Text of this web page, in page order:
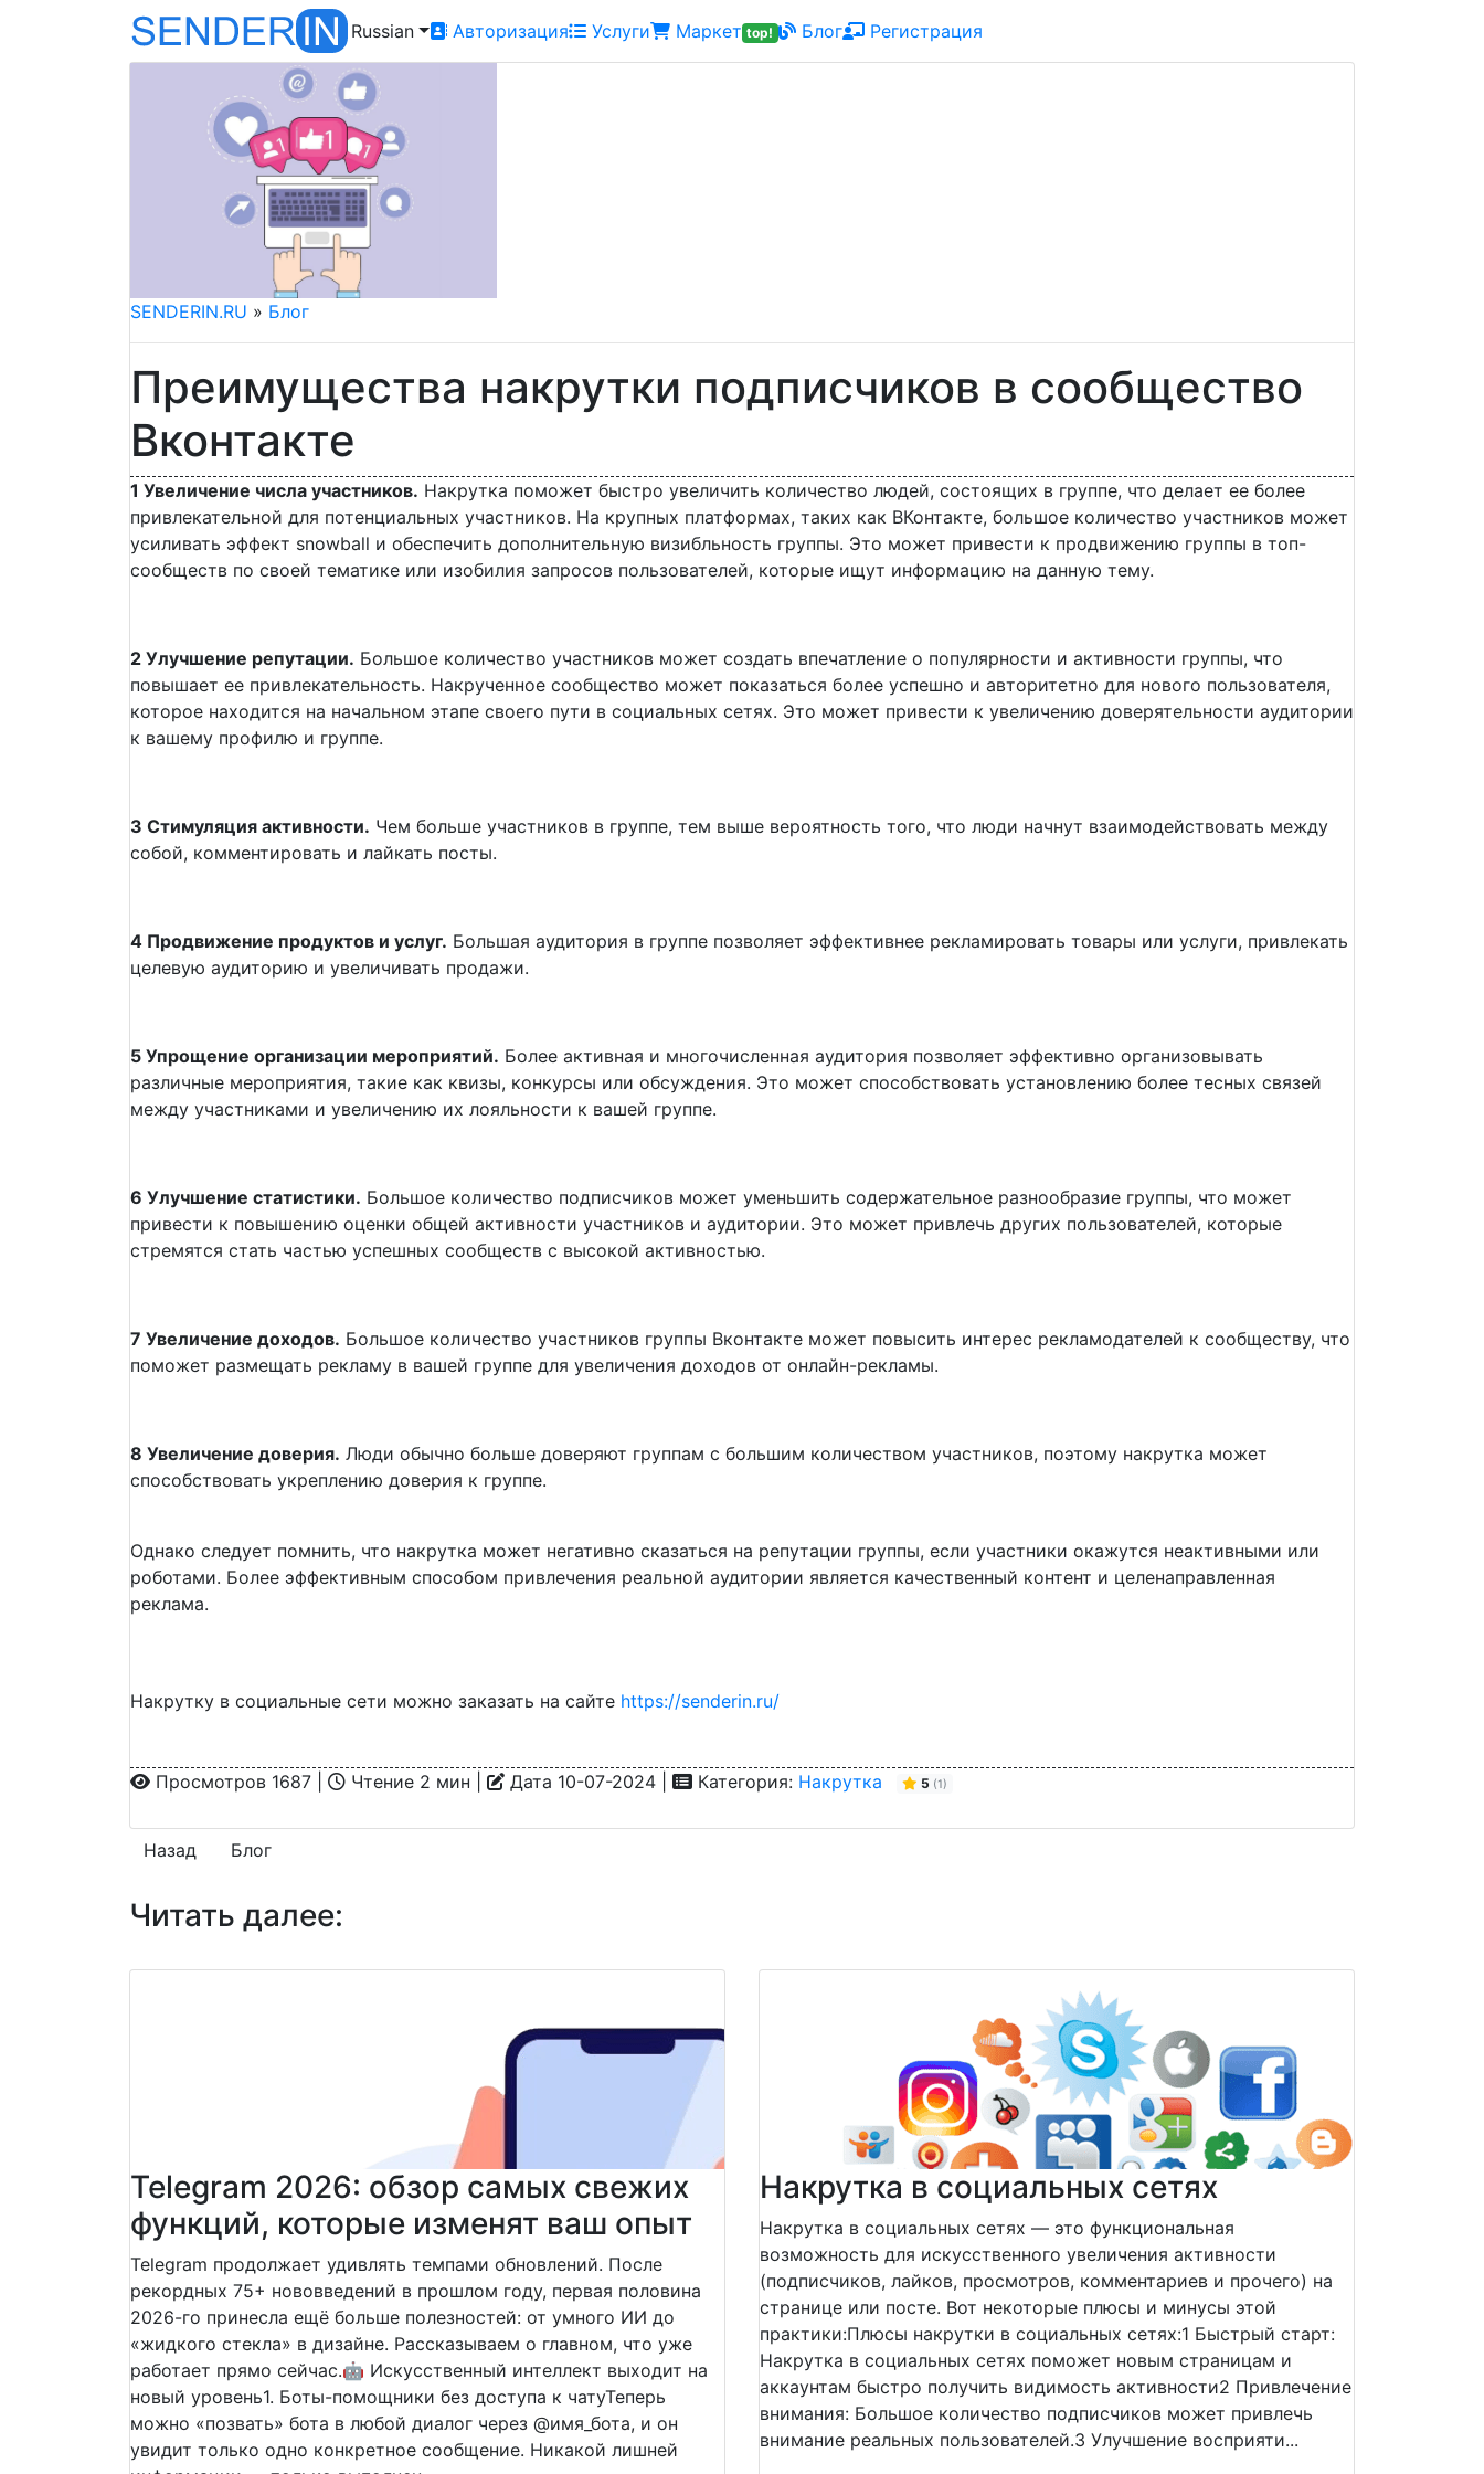
Russian Авторизация Услуги Маркет top! Блог Регистрация
SENDERIN.RU » Блог
Преимущества накрутки подписчиков в сообщество
Вконтакте
1 Увеличение числа участников. Накрутка поможет быстро увеличить количество людей, состоящих в группе, что делает ее более
привлекательной для потенциальных участников. На крупных платформах, таких как ВКонтакте, большое количество участников может
усиливать эффект snowball и обеспечить дополнительную визибльность группы. Это может привести к продвижению группы в топ-
сообществ по своей тематике или изобилия запросов пользователей, которые ищут информацию на данную тему.
2 Улучшение репутации. Большое количество участников может создать впечатление о популярности и активности группы, что
повышает ее привлекательность. Накрученное сообщество может показаться более успешно и авторитетно для нового пользователя,
которое находится на начальном этапе своего пути в социальных сетях. Это может привести к увеличению доверятельности аудитории
к вашему профилю и группе.
3 Стимуляция активности. Чем больше участников в группе, тем выше вероятность того, что люди начнут взаимодействовать между
собой, комментировать и лайкать посты.
4 Продвижение продуктов и услуг. Большая аудитория в группе позволяет эффективнее рекламировать товары или услуги, привлекать
целевую аудиторию и увеличивать продажи.
5 Упрощение организации мероприятий. Более активная и многочисленная аудитория позволяет эффективно организовывать
различные мероприятия, такие как квизы, конкурсы или обсуждения. Это может способствовать установлению более тесных связей
между участниками и увеличению их лояльности к вашей группе.
6 Улучшение статистики. Большое количество подписчиков может уменьшить содержательное разнообразие группы, что может
привести к повышению оценки общей активности участников и аудитории. Это может привлечь других пользователей, которые
стремятся стать частью успешных сообществ с высокой активностью.
7 Увеличение доходов. Большое количество участников группы Вконтакте может повысить интерес рекламодателей к сообществу, что
поможет размещать рекламу в вашей группе для увеличения доходов от онлайн-рекламы.
8 Увеличение доверия. Люди обычно больше доверяют группам с большим количеством участников, поэтому накрутка может
способствовать укреплению доверия к группе.
Однако следует помнить, что накрутка может негативно сказаться на репутации группы, если участники окажутся неактивными или
роботами. Более эффективным способом привлечения реальной аудитории является качественный контент и целенаправленная
реклама.
Накрутку в социальные сети можно заказать на сайте https://senderin.ru/
Просмотров 1687 | Чтение 2 мин | Дата 10-07-2024 | Категория: Накрутка 5 (1)
Назад Блог
Читать далее:
Telegram 2026: обзор самых свежих
функций, которые изменят ваш опыт
Telegram продолжает удивлять темпами обновлений. После
рекордных 75+ нововведений в прошлом году, первая половина
2026-го принесла ещё больше полезностей: от умного ИИ до
«жидкого стекла» в дизайне. Рассказываем о главном, что уже
работает прямо сейчас.🤖 Искусственный интеллект выходит на
новый уровень1. Боты-помощники без доступа к чатуТеперь
можно «позвать» бота в любой диалог через @имя_бота, и он
увидит только одно конкретное сообщение. Никакой лишней
Накрутка в социальных сетях
Накрутка в социальных сетях — это функциональная
возможность для искусственного увеличения активности
(подписчиков, лайков, просмотров, комментариев и прочего) на
странице или посте. Вот некоторые плюсы и минусы этой
практики:Плюсы накрутки в социальных сетях:1 Быстрый старт:
Накрутка в социальных сетях поможет новым страницам и
аккаунтам быстро получить видимость активности2 Привлечение
внимания: Большое количество подписчиков может привлечь
внимание реальных пользователей.3 Улучшение восприяти...